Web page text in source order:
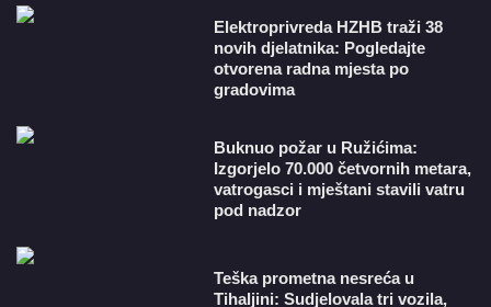
​Elektroprivreda HZHB traži 38
novih djelatnika: Pogledajte
otvorena radna mjesta po
gradovima
Buknuo požar u Ružićima:
Izgorjelo 70.000 četvornih metara,
vatrogasci i mještani stavili vatru
pod nadzor
Teška prometna nesreća u
Tihaljini: Sudjelovala tri vozila,